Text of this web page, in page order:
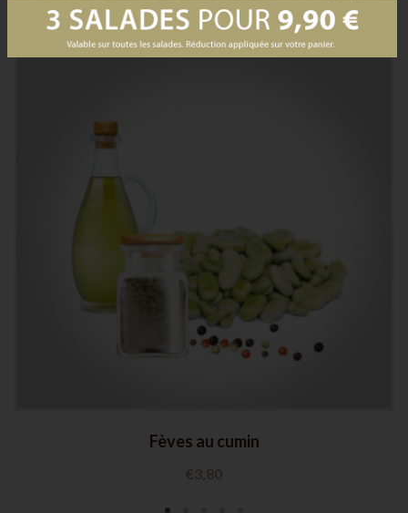
Fèves au cumin
€3,80